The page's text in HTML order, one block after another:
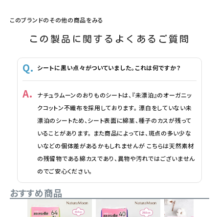
このブランドのその他の商品をみる
この製品に関するよくあるご質問
シートに黒い点々がついていました。これは何ですか？
ナチュラムーンのおりものシートは、『未漂泊』のオーガニッ
クコットン不織布を採用しております。 漂白をしていない未
漂泊のシートため、シート表面に綿茎、種子のカスが残って
いることがあります。 また商品によっては、斑点の多い少な
いなどの個体差があるかもしれませんが こちらは天然素材
の残留物である綿カスであり、異物や汚れではございません
のでご安心ください。
おすすめ商品